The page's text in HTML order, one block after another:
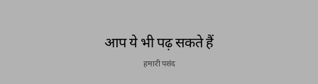
आप ये भी पढ़ सकते हैं
हमारी पसंद